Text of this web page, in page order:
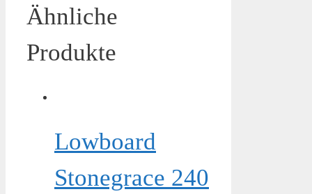
Ähnliche
Produkte
Lowboard
Stonegrace 240